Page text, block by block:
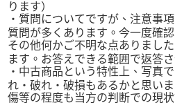
ります）
・質問についてですが、注意事
質問が多くあります。今一度確
その他何かご不明な点ありまし
ます。お答えできる範囲で返答
・中古商品という特性上、写真
れ・破れ・破損もあるかと思いま
傷等の程度も当方の判断での現